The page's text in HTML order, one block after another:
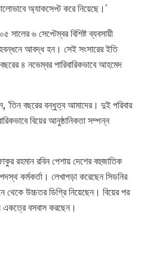
অ্যাকসেপ্ট করে নিয়েছে।’
সালের ৬ সেপ্টেম্বর বিশিষ্ট ব্যবসায়ী
আবদ্ধ হন। সেই সংসারের ইতি
৪ নভেম্বর পারিবারিকভাবে আহমেদ
‘তিন বছরের বন্ধুত্ব আমাদের। দুই পরিবার
বিয়ের আনুষ্ঠানিকতা সম্পন্ন
রহমান রবিন পেশায় দেশের বহুজাতিক
কর্মকর্তা। লেখাপড়া করেছেন সিডনির
থেকে উচ্চতর ডিগ্রি নিয়েছেন। বিয়ের পর
একত্রে বসবাস করছেন।